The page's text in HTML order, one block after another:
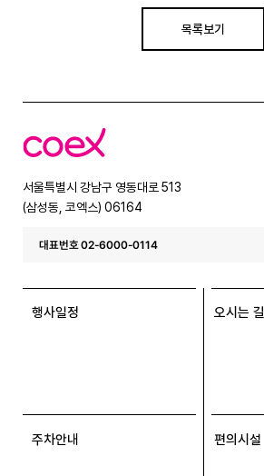
목록보기
코
엑
서울특별시 강남구 영동대로 513
(삼성동, 코엑스) 06164
대표번호 02-6000-0114
행사일정 오시는 길
주차안내 편의시설